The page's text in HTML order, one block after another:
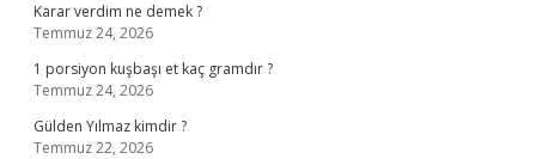
Karar verdim ne demek ?
Temmuz 24, 2026
1 porsiyon kuşbaşı et kaç gramdır ?
Temmuz 24, 2026
Gülden Yılmaz kimdir ?
Temmuz 22, 2026